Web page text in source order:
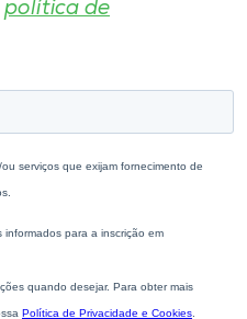
política de